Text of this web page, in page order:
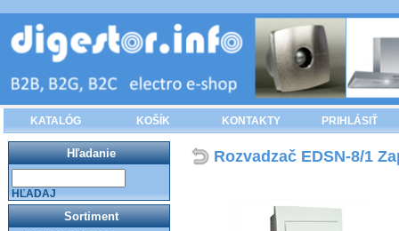
KATALÓG KOŠÍK KONTAKTY PRIHLÁSIŤ
Rozvadzač EDSN-8/1
Hľadanie
HĽADAJ
Sortiment